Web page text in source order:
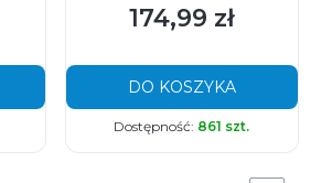
Cena
174,99 zł
DO KOSZYKA
Dostępność: 861 szt.